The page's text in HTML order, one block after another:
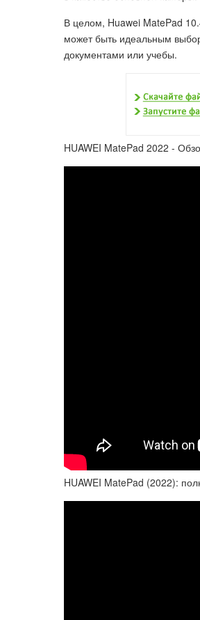
В целом, Huawei MatePad
может быть идеальным
документами или учебы.
HUAWEI MatePad 2022 -
HUAWEI MatePad (2022):